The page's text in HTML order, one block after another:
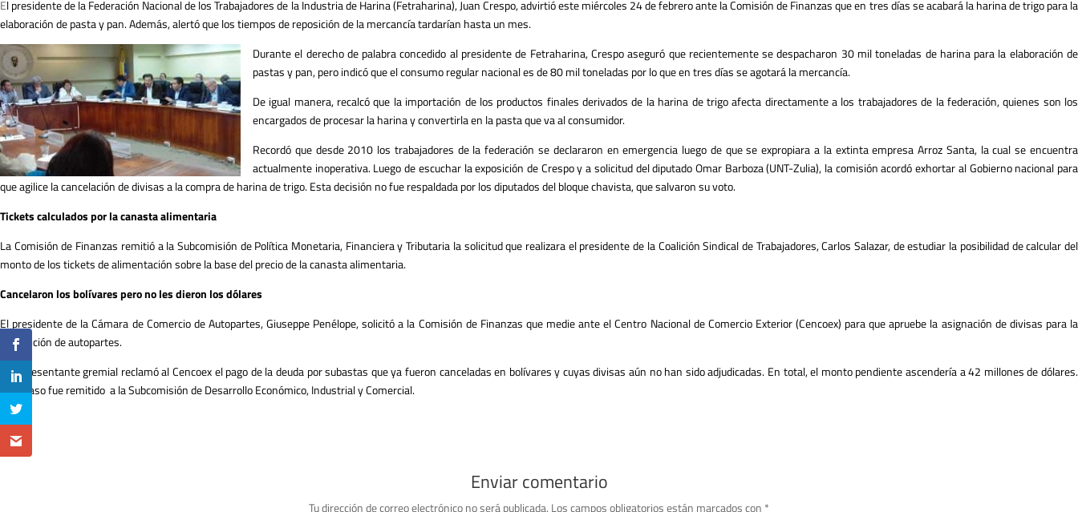
El presidente de la Federación Nacional de los Trabajadores de la Industria de Harina (Fetraharina), Juan Crespo, advirtió este miércoles 24 de febrero ante la Comisión de Finanzas que en tres días se acabará la harina de trigo para la
elaboración de pasta y pan. Además, alertó que los tiempos de reposición de la mercancía tardarían hasta un mes.
Durante el derecho de palabra concedido al presidente de Fetraharina, Crespo aseguró que recientemente se despacharon 30 mil toneladas de harina para la elaboración de
pastas y pan, pero indicó que el consumo regular nacional es de 80 mil toneladas por lo que en tres días se agotará la mercancía.
De igual manera, recalcó que la importación de los productos finales derivados de la harina de trigo afecta directamente a los trabajadores de la federación, quienes son los
encargados de procesar la harina y convertirla en la pasta que va al consumidor.
Recordó que desde 2010 los trabajadores de la federación se declararon en emergencia luego de que se expropiara a la extinta empresa Arroz Santa, la cual se encuentra
actualmente inoperativa. Luego de escuchar la exposición de Crespo y a solicitud del diputado Omar Barboza (UNT-Zulia), la comisión acordó exhortar al Gobierno nacional para
que agilice la cancelación de divisas a la compra de harina de trigo. Esta decisión no fue respaldada por los diputados del bloque chavista, que salvaron su voto.
Tickets calculados por la canasta alimentaria
La Comisión de Finanzas remitió a la Subcomisión de Política Monetaria, Financiera y Tributaria la solicitud que realizara el presidente de la Coalición Sindical de Trabajadores, Carlos Salazar, de estudiar la posibilidad de calcular del
monto de los tickets de alimentación sobre la base del precio de la canasta alimentaria.
Cancelaron los bolívares pero no les dieron los dólares
El presidente de la Cámara de Comercio de Autopartes, Giuseppe Penélope, solicitó a la Comisión de Finanzas que medie ante el Centro Nacional de Comercio Exterior (Cencoex) para que apruebe la asignación de divisas para la
adquisición de autopartes.
El representante gremial reclamó al Cencoex el pago de la deuda por subastas que ya fueron canceladas en bolívares y cuyas divisas aún no han sido adjudicadas. En total, el monto pendiente ascendería a 42 millones de dólares.
Este caso fue remitido a la Subcomisión de Desarrollo Económico, Industrial y Comercial.
Enviar comentario
Tu dirección de correo electrónico no será publicada. Los campos obligatorios están marcados con *